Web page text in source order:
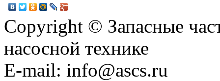
Copyright © Запасные
насосной технике
E-mail: info@ascs.ru